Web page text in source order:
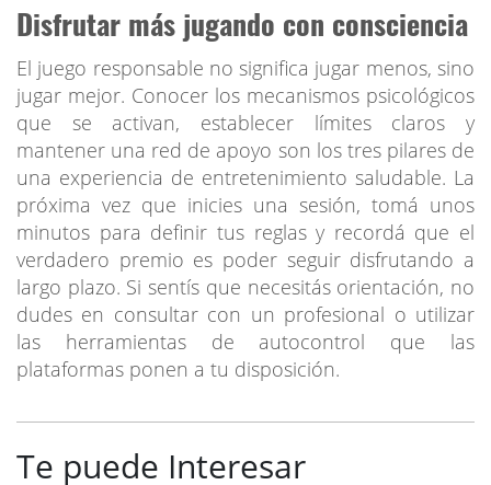
Disfrutar más jugando con consciencia
El juego responsable no significa jugar menos, sino
jugar mejor. Conocer los mecanismos psicológicos
que se activan, establecer límites claros y
mantener una red de apoyo son los tres pilares de
una experiencia de entretenimiento saludable. La
próxima vez que inicies una sesión, tomá unos
minutos para definir tus reglas y recordá que el
verdadero premio es poder seguir disfrutando a
largo plazo. Si sentís que necesitás orientación, no
dudes en consultar con un profesional o utilizar
las herramientas de autocontrol que las
plataformas ponen a tu disposición.
Te puede Interesar